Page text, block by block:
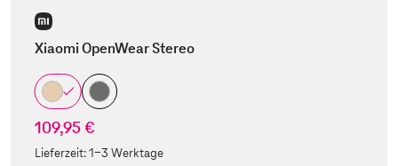
Xiaomi OpenWear Stereo
109,95 €
Lieferzeit:1-3 Werktage